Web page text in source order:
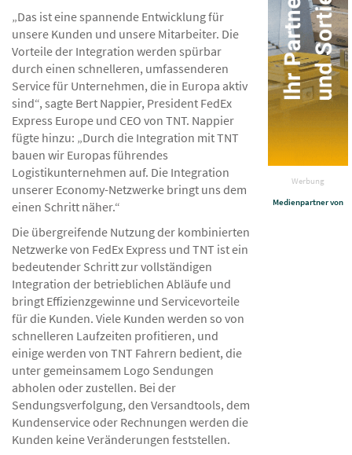
Werbung
Medienpartner von
„Das ist eine spannende Entwicklung für
unsere Kunden und unsere Mitarbeiter. Die
Vorteile der Integration werden spürbar
durch einen schnelleren, umfassenderen
Service für Unternehmen, die in Europa aktiv
sind“, sagte Bert Nappier, President FedEx
Express Europe und CEO von TNT. Nappier
fügte hinzu: „Durch die Integration mit TNT
bauen wir Europas führendes
Logistikunternehmen auf. Die Integration
unserer Economy-Netzwerke bringt uns dem
einen Schritt näher.“
Die übergreifende Nutzung der kombinierten
Netzwerke von FedEx Express und TNT ist ein
bedeutender Schritt zur vollständigen
Integration der betrieblichen Abläufe und
bringt Effizienzgewinne und Servicevorteile
für die Kunden. Viele Kunden werden so von
schnelleren Laufzeiten profitieren, und
einige werden von TNT Fahrern bedient, die
unter gemeinsamem Logo Sendungen
abholen oder zustellen. Bei der
Sendungsverfolgung, den Versandtools, dem
Kundenservice oder Rechnungen werden die
Kunden keine Veränderungen feststellen.